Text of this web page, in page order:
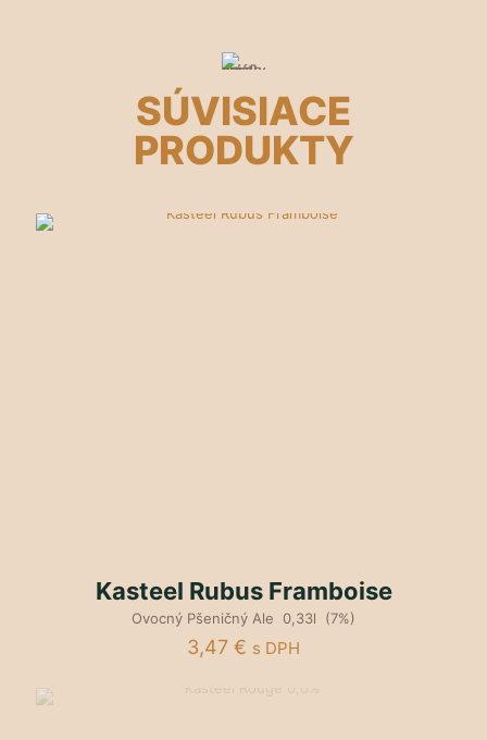
SÚVISIACE
PRODUKTY
Kasteel Rubus Framboise
Ovocný Pšeničný Ale 0,33l (7%)
3,47 € s DPH